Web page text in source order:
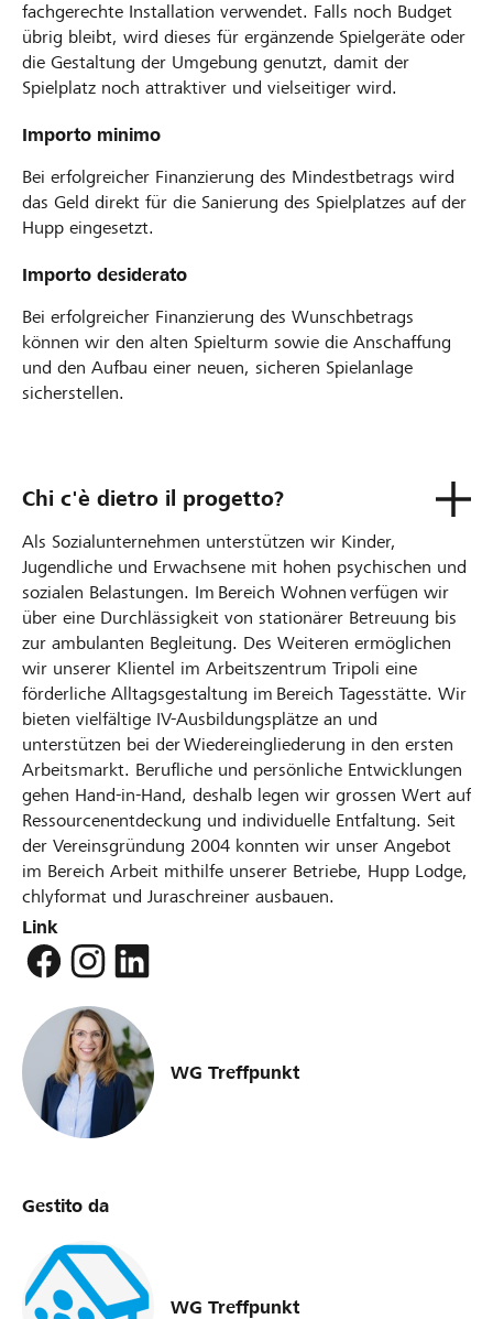
fachgerechte Installation verwendet. Falls noch Budget
übrig bleibt, wird dieses für ergänzende Spielgeräte oder
die Gestaltung der Umgebung genutzt, damit der
Spielplatz noch attraktiver und vielseitiger wird.
Importo minimo
Bei erfolgreicher Finanzierung des Mindestbetrags wird
das Geld direkt für die Sanierung des Spielplatzes auf der
Hupp eingesetzt.
Importo desiderato
Bei erfolgreicher Finanzierung des Wunschbetrags
können wir den alten Spielturm sowie die Anschaffung
und den Aufbau einer neuen, sicheren Spielanlage
sicherstellen.
Chi c'è dietro il progetto?
Als Sozialunternehmen unterstützen wir Kinder,
Jugendliche und Erwachsene mit hohen psychischen und
sozialen Belastungen. Im Bereich Wohnen verfügen wir
über eine Durchlässigkeit von stationärer Betreuung bis
zur ambulanten Begleitung. Des Weiteren ermöglichen
wir unserer Klientel im Arbeitszentrum Tripoli eine
förderliche Alltagsgestaltung im Bereich Tagesstätte. Wir
bieten vielfältige IV-Ausbildungsplätze an und
unterstützen bei der Wiedereingliederung in den ersten
Arbeitsmarkt. Berufliche und persönliche Entwicklungen
gehen Hand-in-Hand, deshalb legen wir grossen Wert auf
Ressourcenentdeckung und individuelle Entfaltung. Seit
der Vereinsgründung 2004 konnten wir unser Angebot
im Bereich Arbeit mithilfe unserer Betriebe, Hupp Lodge,
chlyformat und Juraschreiner ausbauen.
Link
WG Treffpunkt
Gestito da
WG Treffpunkt